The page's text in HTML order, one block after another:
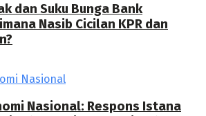
dan Suku Bunga Bank
Nasib Cicilan KPR dan
Nasional: Respons Istana